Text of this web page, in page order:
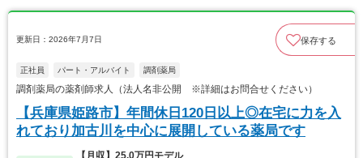
更新日：2026年7月7日 保存する
正社員 パート・アルバイト 調剤薬局
調剤薬局の薬剤師求人（法人名非公開 ※詳細はお問合せください）
【兵庫県姫路市】年間休日120日以上◎在宅に力を入
れており加古川を中心に展開している薬局です
【月収】25.0万円モデル